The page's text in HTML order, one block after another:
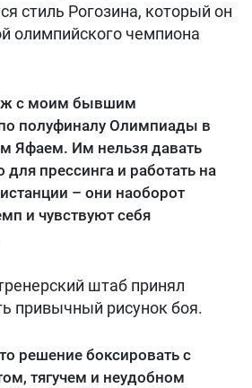
стиль Рогозина, который он
олимпийского чемпиона
с моим бывшим
полуфиналу Олимпиады в
Яфаем. Им нельзя давать
для прессинга и работать на
– они наоборот
и чувствуют себя
штаб принял
привычный рисунок боя.
решение боксировать с
тягучем и неудобном